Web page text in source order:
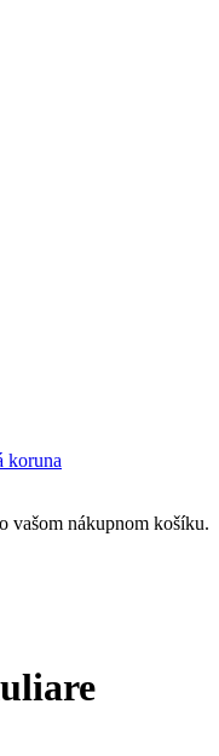
koruna
vašom nákupnom košíku.